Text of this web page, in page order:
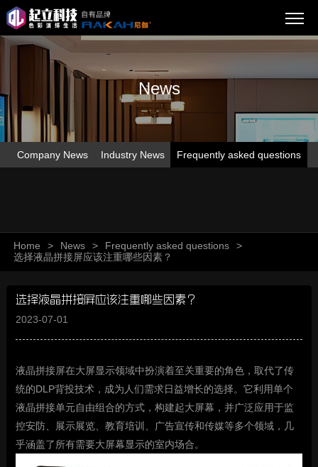
News
Company News Industry News Frequently asked questions
Home > News > Frequently asked questions
>
选择液晶拼接屏应该注重哪些因素？
选择液晶拼接屏应该注重哪些因素？
2023-07-01
液晶拼接屏在大屏显示领域中扮演着至关重要的角色，取代了传
统的DLP背投技术，成为人们需求日益增长的选择。它利用单个
液晶拼接单元自由组合的方式，构建起大屏幕，并广泛应用于监
控安防、展示展览、教育培训、广告宣传和传媒等多个领域，几
乎涵盖了所有需要大屏幕显示的室内场合。